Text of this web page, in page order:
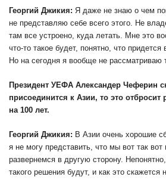
Георгий Джикия: Я даже не знаю о чем
не представляю себе всего этого. Не
там все устроено, куда летать. Мне это
что-то такое будет, понятно, что придется
Но на сегодня я вообще не рассматриваю
Президент УЕФА Александер Чеферин
присоединится к Азии, то это отбросит
на 100 лет.
Георгий Джикия: В Азии очень хорошие
я не могу представить, что мы вот так вот
развернемся в другую сторону.
такого решения будут, и как это скажется